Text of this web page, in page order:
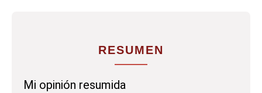
RESUMEN
Mi opinión resumida